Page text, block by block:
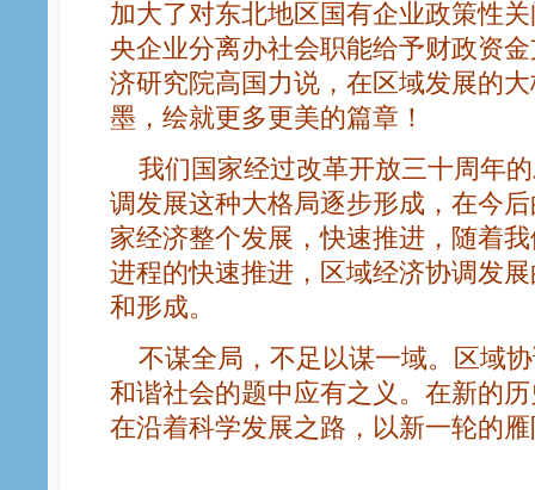
加大了对东北地区国有企业政策性
央企业分离办社会职能给予财政资
济研究院高国力说，在区域发展的
墨，绘就更多更美的篇章！
我们国家经过改革开放三十周年
调发展这种大格局逐步形成，在今
家经济整个发展，快速推进，随着
进程的快速推进，区域经济协调发
和形成。
不谋全局，不足以谋一域。区域
和谐社会的题中应有之义。在新的
在沿着科学发展之路，以新一轮的